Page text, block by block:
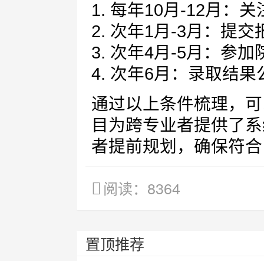
1. 每年10月-12月：
2. 次年1月-3月：提交
3. 次年4月-5月：参加
4. 次年6月：录取结果
通过以上条件梳理，
目为跨专业者提供了
者提前规划，确保符
阅读：8364
置顶推荐